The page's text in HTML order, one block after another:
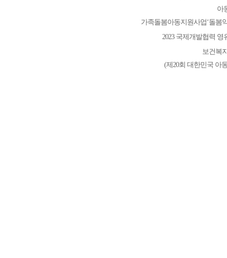
아
가족돌봄아동지원사업‘돌봄
2023 국제개발협력 영
보건복
(제20회 대한민국 아